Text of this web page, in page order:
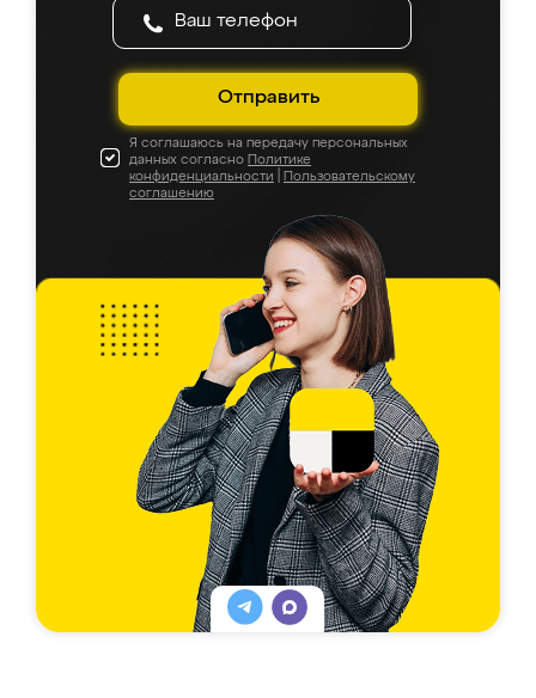
Отправить
Я соглашаюсь на передачу персональных
данных согласно Политике
конфиденциальности
Пользовательскому
соглашению